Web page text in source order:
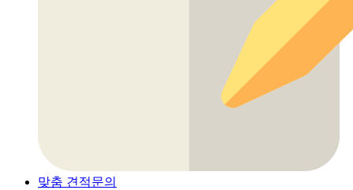
맞춤 견적문의